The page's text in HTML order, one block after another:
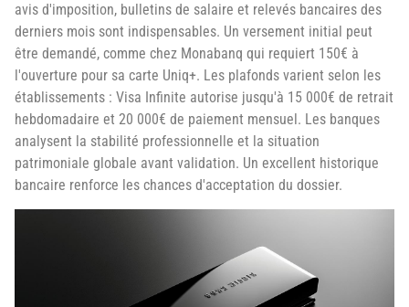
avis d'imposition, bulletins de salaire et relevés bancaires des
derniers mois sont indispensables. Un versement initial peut
être demandé, comme chez Monabanq qui requiert 150€ à
l'ouverture pour sa carte Uniq+. Les plafonds varient selon les
établissements : Visa Infinite autorise jusqu'à 15 000€ de retrait
hebdomadaire et 20 000€ de paiement mensuel. Les banques
analysent la stabilité professionnelle et la situation
patrimoniale globale avant validation. Un excellent historique
bancaire renforce les chances d'acceptation du dossier.